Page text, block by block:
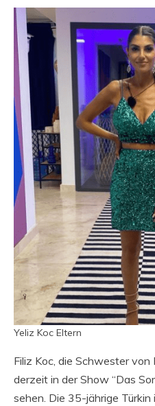
Yeliz Koc Eltern
Filiz Koc, die Schwester
derzeit in der Show “Das
sehen. Die 35-jährige